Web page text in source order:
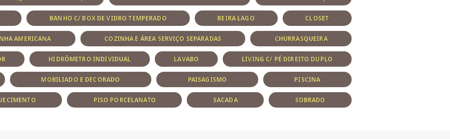
BANHO C/ BOX DE VIDRO TEMPERADO BEIRA LAGO CLOSET
AMERICANA COZINHA E ÁREA SERVIÇO SEPARADAS CHURRASQUEIRA
HIDRÔMETRO INDIVIDUAL LAVABO LIVING C/ PÉ DIREITO DUPLO
MOBILIADO E DECORADO PAISAGISMO PISCINA
PISO PORCELANATO SACADA SOBRADO